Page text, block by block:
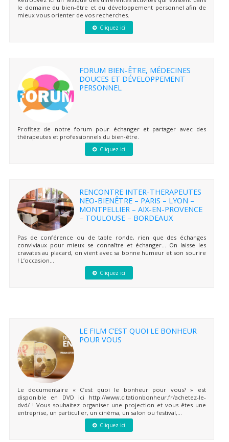
le domaine du bien-être et du développement personnel afin de
mieux vous orienter de vos recherches.
Cliquez ici
FORUM BIEN-ÊTRE, MÉDECINES
DOUCES ET DÉVELOPPEMENT
PERSONNEL
Profitez de notre forum pour échanger et partager avec des
thérapeutes et professionnels du bien-être.
Cliquez ici
RENCONTRE INTER-THERAPEUTES
NEO-BIENÊTRE – PARIS – LYON –
MONTPELLIER – AIX-EN-PROVENCE
– TOULOUSE – BORDEAUX
Pas de conférence ou de table ronde, rien que des échanges
conviviaux pour mieux se connaître et échanger… On laisse les
cravates au placard, on vient avec sa bonne humeur et son sourire
! L’occasion...
Cliquez ici
LE FILM C’EST QUOI LE BONHEUR
POUR VOUS
Le documentaire « C’est quoi le bonheur pour vous? » est
disponible en DVD ici http://www.citationbonheur.fr/achetez-le-
dvd/ ! Vous souhaitez organiser une projection et vous êtes une
entreprise, un particulier, un cinéma, un salon ou festival,...
Cliquez ici